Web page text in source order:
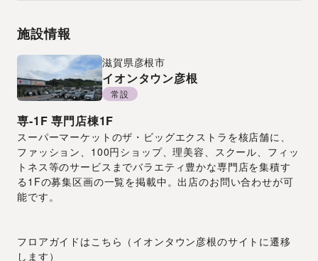
施設情報
滋賀県彦根市
イオンタウン彦根
常設
専-1F 専門店棟1F
スーパーマーケットのザ・ビッグエクストラを核店舗に、
ファッション、100円ショップ、理美容、スクール、フィッ
トネス等のサービスまでバラエティ豊かな専門店を集積す
る1Fの募集区画の一覧を掲載中。出店のお問い合わせが可
能です。
フロアガイドはこちら（イオンタウン彦根のサイトに遷移
します）